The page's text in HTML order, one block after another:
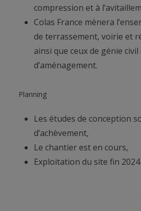
compression et à
Colas France mènera
de terrassement, voirie et
ainsi que ceux de génie civil
d’aménagement.
Planning
Les études de conception
d’achèvement,
Le chantier est en cours,
Exploitation du site fin 2024